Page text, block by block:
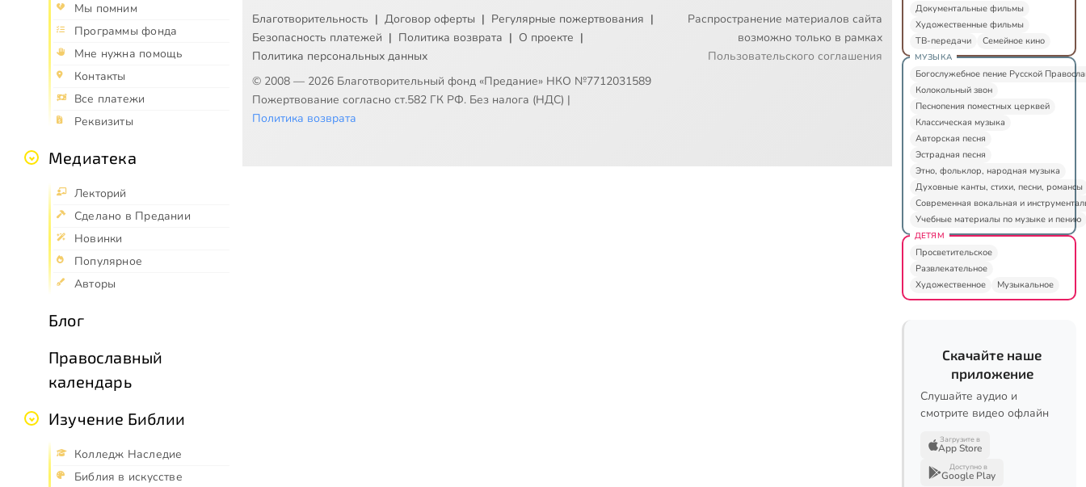
Мы помним
Программы фонда
Мне нужна помощь
Контакты
Все платежи
Реквизиты
Медиатека
Лекторий
Сделано в Предании
Новинки
Популярное
Авторы
Блог
Православный
календарь
Изучение Библии
Колледж Наследие
Библия в искусстве
Благотворительность | Договор оферты | Регулярные пожертвования |
Безопасность платежей | Политика возврата | О проекте |
Политика персональных данных
© 2008 — 2026 Благотворительный фонд «Предание» НКО №7712031589
Пожертвование согласно ст.582 ГК РФ. Без налога (НДС) |
Политика возврата
Распространение материалов сайта
возможно только в рамках
Пользовательского соглашения
Документальные фильмы
Художественные фильмы
ТВ-передачи
Семейное кино
МУЗЫКА
Богослужебное пение Русской
Колокольный звон
Песнопения поместных церквей
Классическая музыка
Авторская песня
Эстрадная песня
Этно, фольклор, народная музыка
Духовные канты, стихи, песни, романсы
Современная вокальная и
Учебные материалы по музыке и пению
ДЕТЯМ
Просветительское
Развлекательное
Художественное
Музыкальное
Скачайте наше
приложение
Слушайте аудио и
смотрите видео офлайн
Загрузите в
App Store
Доступно в
Google Play